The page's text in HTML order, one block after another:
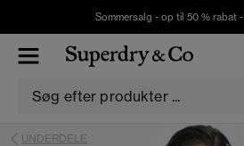
Sommersalg - op til 50 % rabat -
UNDERDELE